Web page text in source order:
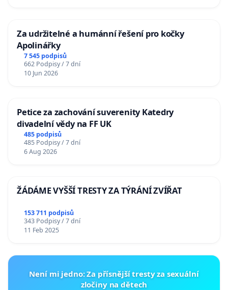
Za udržitelné a humánní řešení pro kočky
Apolinářky
7 545 podpisů
662 Podpisy / 7 dní
10 Jun 2026
Petice za zachování suverenity Katedry
divadelní vědy na FF UK
485 podpisů
485 Podpisy / 7 dní
6 Aug 2026
ŽÁDÁME VYŠŠÍ TRESTY ZA TÝRÁNÍ ZVÍŘAT
153 711 podpisů
343 Podpisy / 7 dní
11 Feb 2025
Není mi jedno: Za přísnější tresty za sexuální
zločiny na dětech